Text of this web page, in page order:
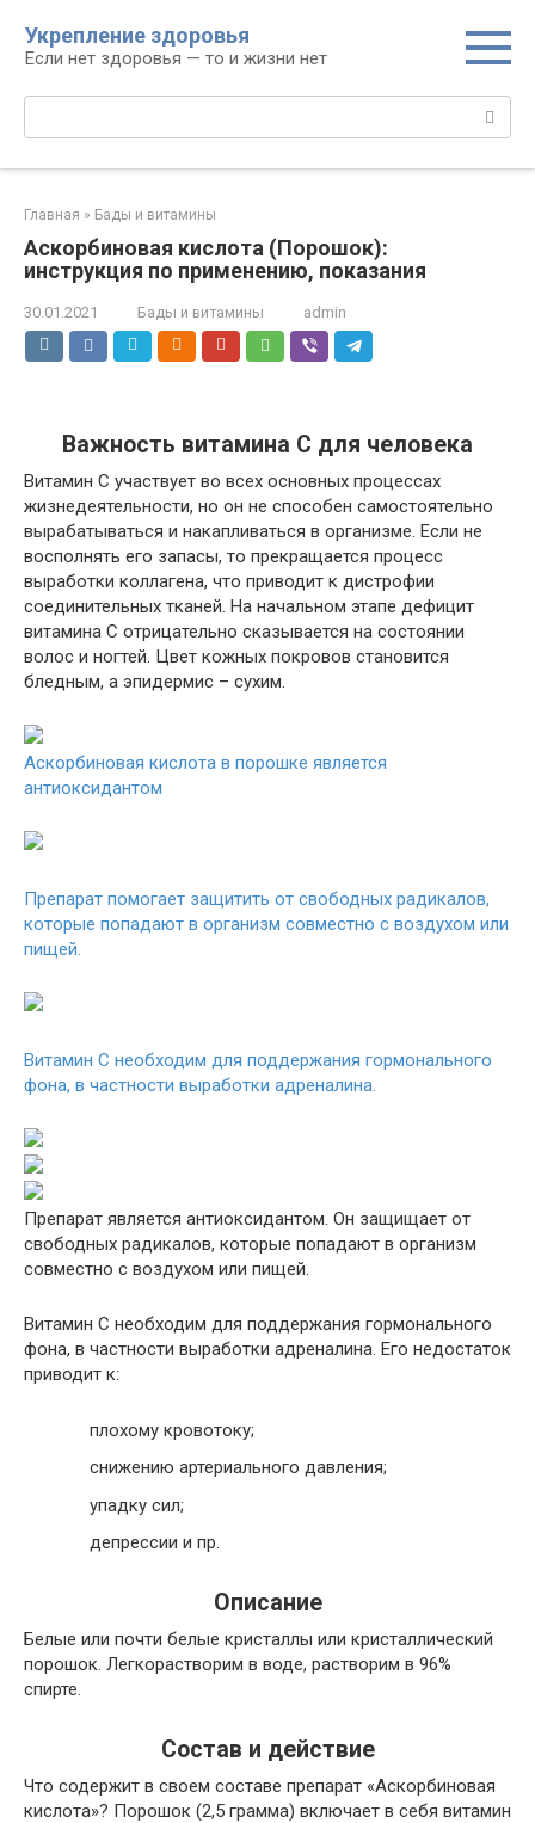
контенту
Укрепление здоровья
Если нет здоровья — то и жизни нет
Поиск:
Главная » Бады и витамины
Аскорбиновая кислота (Порошок):
инструкция по применению, показания
30.01.2021 Бады и витамины admin
Важность витамина С для человека
Витамин С участвует во всех основных процессах
жизнедеятельности, но он не способен самостоятельно
вырабатываться и накапливаться в организме. Если не
восполнять его запасы, то прекращается процесс
выработки коллагена, что приводит к дистрофии
соединительных тканей. На начальном этапе дефицит
витамина С отрицательно сказывается на состоянии
волос и ногтей. Цвет кожных покровов становится
бледным, а эпидермис – сухим.
Аскорбиновая кислота в порошке является
антиоксидантом
Препарат помогает защитить от свободных радикалов,
которые попадают в организм совместно с воздухом или
пищей.
Витамин С необходим для поддержания гормонального
фона, в частности выработки адреналина.
Препарат является антиоксидантом. Он защищает от
свободных радикалов, которые попадают в организм
совместно с воздухом или пищей.
Витамин С необходим для поддержания гормонального
фона, в частности выработки адреналина. Его недостаток
приводит к:
плохому кровотоку;
снижению артериального давления;
упадку сил;
депрессии и пр.
Описание
Белые или почти белые кристаллы или кристаллический
порошок. Легкорастворим в воде, растворим в 96%
спирте.
Состав и действие
Что содержит в своем составе препарат «Аскорбиновая
кислота»? Порошок (2,5 грамма) включает в себя витамин